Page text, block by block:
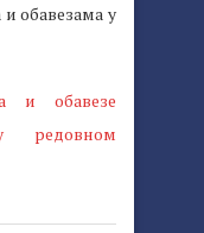
обавезама у
и обавезе
редовном